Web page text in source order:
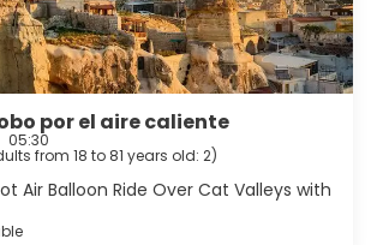
por el aire caliente
05:30
from 18 to 81 years old: 2)
Air Balloon Ride Over Cat Valleys with